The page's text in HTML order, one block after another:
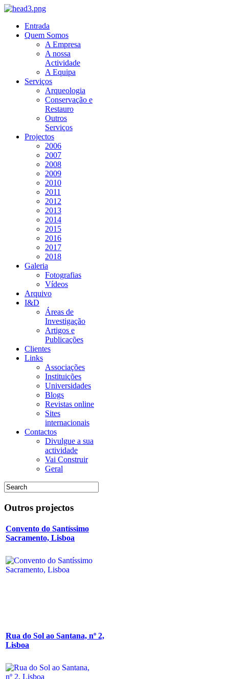
Entrada
Quem Somos
A Empresa
A nossa
Actividade
A Equipa
Serviços
Arqueologia
Conservação e
Restauro
Outros
Serviços
Projectos
2006
2007
2008
2009
2010
2011
2012
2013
2014
2015
2016
2017
2018
Galeria
Fotografias
Vídeos
Arquivo
I&D
Áreas de
Investigação
Artigos e
Publicações
Clientes
Links
Associações
Instituições
Universidades
Blogs
Revistas online
Sites
internacionais
Contactos
Divulgue a sua
actividade
Vai Construir
Geral
Outros projectos
Convento do Santíssimo
Sacramento, Lisboa
Rua do Sol ao Santana, nº 2,
Lisboa